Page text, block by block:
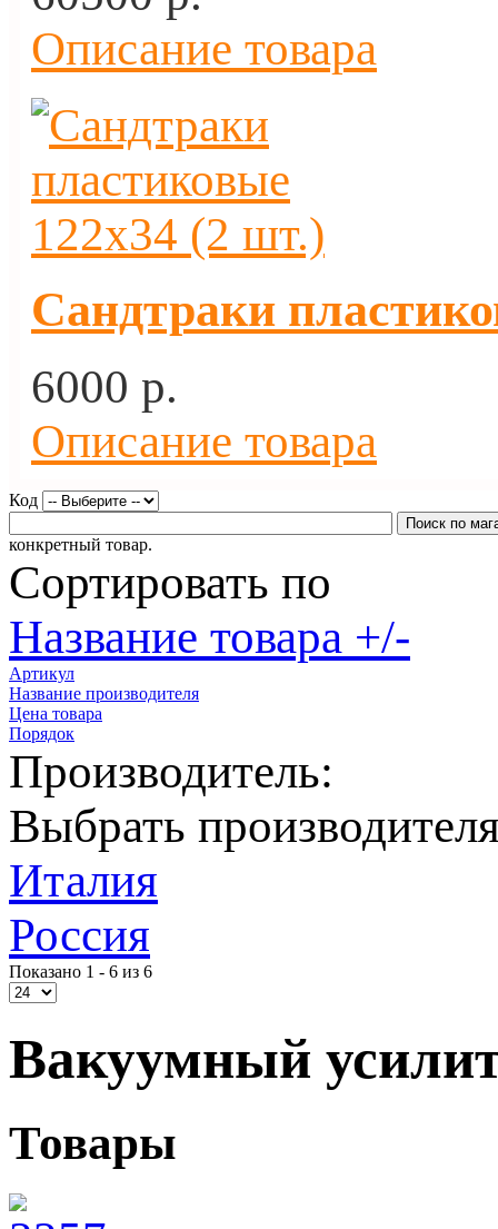
Описание товара
Сандтраки
6000 p.
Описание товара
Код
конкретный товар.
Сортировать по
Название товара +/-
Артикул
Название производителя
Цена товара
Порядок
Производитель:
Выбрать
Италия
Россия
Показано 1 - 6 из 6
Вакуумный
Товары